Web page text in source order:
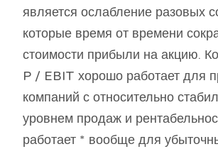
является ослабление разовых
которые время от времени
стоимости прибыли на акцию.
P / EBIT хорошо работает для
компаний с относительно
уровнем продаж и
работает * вообще для